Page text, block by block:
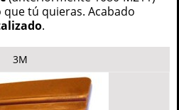
tú quieras. Acabado
.
3M